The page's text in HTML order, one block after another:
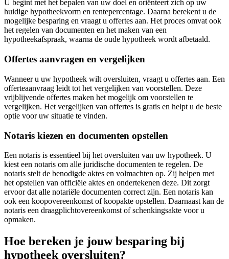
U begint met het bepalen van uw doel en oriënteert zich op uw
huidige hypotheekvorm en rentepercentage. Daarna berekent u de
mogelijke besparing en vraagt u offertes aan. Het proces omvat ook
het regelen van documenten en het maken van een
hypotheekafspraak, waarna de oude hypotheek wordt afbetaald.
Offertes aanvragen en vergelijken
Wanneer u uw hypotheek wilt oversluiten, vraagt u offertes aan. Een
offerteaanvraag leidt tot het vergelijken van voorstellen. Deze
vrijblijvende offertes maken het mogelijk om voorstellen te
vergelijken. Het vergelijken van offertes is gratis en helpt u de beste
optie voor uw situatie te vinden.
Notaris kiezen en documenten opstellen
Een notaris is essentieel bij het oversluiten van uw hypotheek. U
kiest een notaris om alle juridische documenten te regelen. De
notaris stelt de benodigde aktes en volmachten op. Zij helpen met
het opstellen van officiële aktes en ondertekenen deze. Dit zorgt
ervoor dat alle notariële documenten correct zijn. Een notaris kan
ook een koopovereenkomst of koopakte opstellen. Daarnaast kan de
notaris een draagplichtovereenkomst of schenkingsakte voor u
opmaken.
Hoe bereken je jouw besparing bij
hypotheek oversluiten?